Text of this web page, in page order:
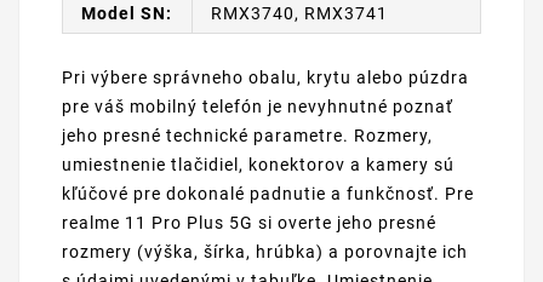
Model SN: RMX3740, RMX3741
Pri výbere správneho obalu, krytu alebo púzdra
pre váš mobilný telefón je nevyhnutné poznať
jeho presné technické parametre. Rozmery,
umiestnenie tlačidiel, konektorov a kamery sú
kľúčové pre dokonalé padnutie a funkčnosť. Pre
realme 11 Pro Plus 5G si overte jeho presné
rozmery (výška, šírka, hrúbka) a porovnajte ich